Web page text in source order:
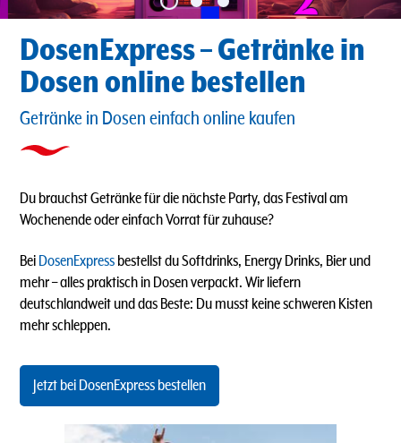
DosenExpress – Getränke in
Dosen online bestellen
Getränke in Dosen einfach online kaufen
Du brauchst Getränke für die nächste Party, das Festival am
Wochenende oder einfach Vorrat für zuhause?
Bei DosenExpress bestellst du Softdrinks, Energy Drinks, Bier und
mehr – alles praktisch in Dosen verpackt. Wir liefern
deutschlandweit und das Beste: Du musst keine schweren Kisten
mehr schleppen.
Jetzt bei DosenExpress bestellen